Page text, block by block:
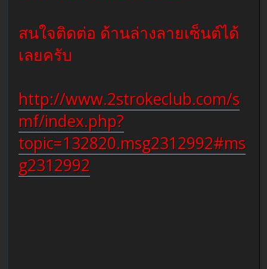
สนใจติดต่อ ด้านล่างลายเซ็นต์ได้
เลยครับ
http://www.2strokeclub.com/s
mf/index.php?
topic=132820.msg2312992#ms
g2312992